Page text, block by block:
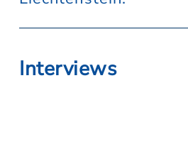
Interviews